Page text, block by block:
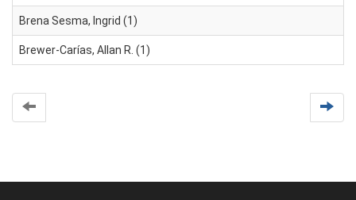
Brena Sesma, Ingrid (1)
Brewer-Carías, Allan R. (1)